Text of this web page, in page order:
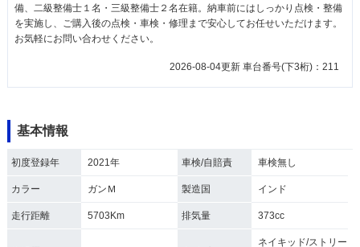
備、二級整備士１名・三級整備士２名在籍。納車前にはしっかり点検・整備
を実施し、ご購入後の点検・車検・修理まで安心してお任せいただけます。
お気軽にお問い合わせください。
2026-08-04更新 車台番号(下3桁)：211
基本情報
初度登録年 2021年 車検/自賠責 車検無し
カラー ガンＭ 製造国 インド
走行距離 5703Km 排気量 373cc
ネイキッド/ストリー